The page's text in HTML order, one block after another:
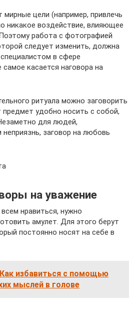
мирные цели (например, привлечь
никакое воздействие, влияющее
работа с фотографией
следует изменить, должна
в сфере
касается наговора на
ритуала можно заговорить
предмет удобно носить с собой,
для людей,
заговор на любовь
на уважение
нравиться, нужно
амулет. Для этого берут
постоянно носят на себе в
Как избавиться с помощью
мыслей в голове